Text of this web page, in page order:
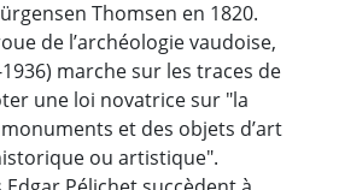
Thomsen en 1820.
de l’archéologie vaudoise,
marche sur les traces de
une loi novatrice sur "la
et des objets d’art
ou artistique".